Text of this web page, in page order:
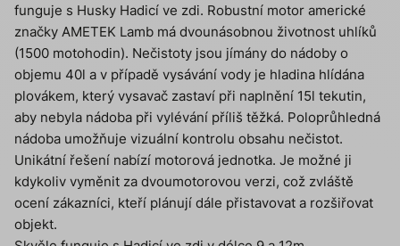
funguje s Husky Hadicí ve zdi. Robustní motor americké
značky AMETEK Lamb má dvounásobnou životnost uhlíků
(1500 motohodin). Nečistoty jsou jímány do nádoby o
objemu 40l a v případě vysávání vody je hladina hlídána
plovákem, který vysavač zastaví při naplnění 15l tekutin,
aby nebyla nádoba při vylévání příliš těžká. Poloprůhledná
nádoba umožňuje vizuální kontrolu obsahu nečistot.
Unikátní řešení nabízí motorová jednotka. Je možné ji
kdykoliv vyměnit za dvoumotorovou verzi, což zvláště
ocení zákazníci, kteří plánují dále přistavovat a rozšiřovat
objekt.